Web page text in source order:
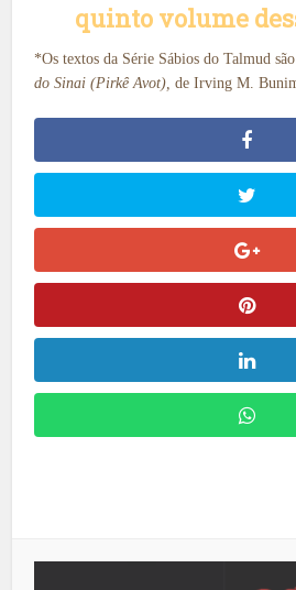
quinto volume
*Os textos da Série Sábios do Talmud
do Sinai (Pirkê Avot), de Irving M.